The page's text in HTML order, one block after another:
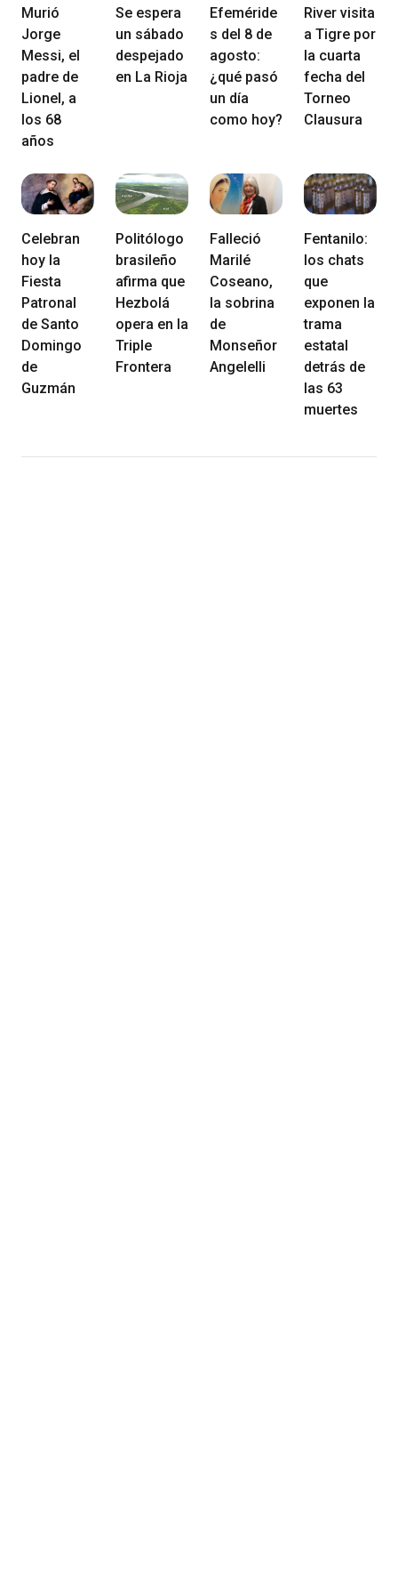
Murió
Jorge
Messi, el
padre de
Lionel, a
los 68
años
Se espera
un sábado
despejado
en La Rioja
Efeméride
s del 8 de
agosto:
¿qué pasó
un día
como hoy?
River visita
a Tigre por
la cuarta
fecha del
Torneo
Clausura
Celebran
hoy la
Fiesta
Patronal
de Santo
Domingo
de
Guzmán
Politólogo
brasileño
afirma que
Hezbolá
opera en la
Triple
Frontera
Falleció
Marilé
Coseano,
la sobrina
de
Monseñor
Angelelli
Fentanilo:
los chats
que
exponen la
trama
estatal
detrás de
las 63
muertes